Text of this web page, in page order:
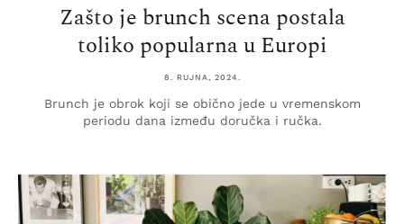
Zašto je brunch scena postala
toliko popularna u Europi
8. RUJNA, 2024.
Brunch je obrok koji se obično jede u vremenskom
periodu dana između doručka i ručka.